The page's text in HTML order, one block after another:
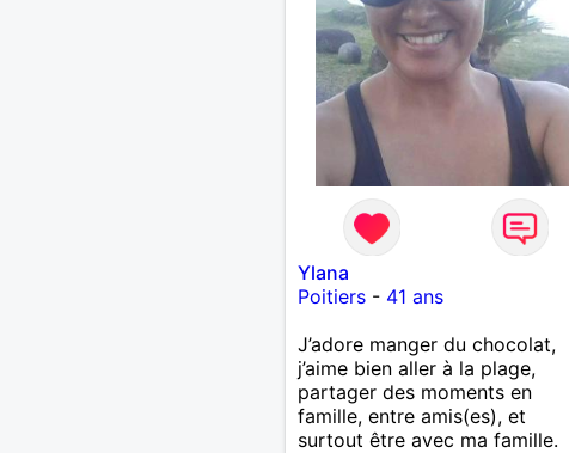
Ylana
Poitiers- 41 ans
J’adore manger du chocolat,
j’aime bien aller à la plage,
partager des moments en
famille, entre amis(es), et
surtout être avec ma famille.